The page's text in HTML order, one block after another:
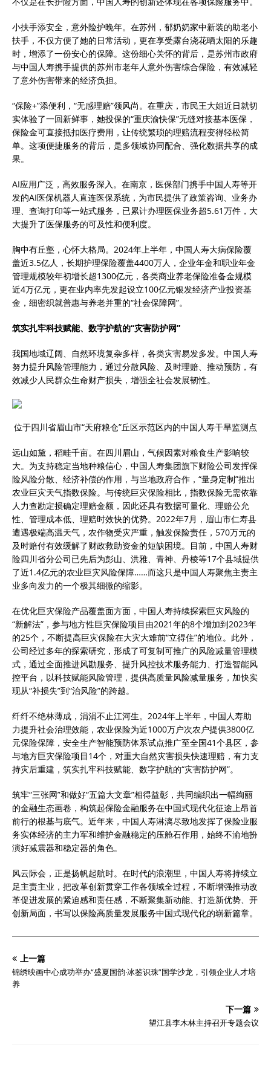
小扶手添安全，意外险护晚年。在苏州，郁奶奶家中新装的助老小
扶手，不仅方便了她的日常活动，更在享受露台浇花晒太阳的乐趣
时，增添了一份安心的保障。这份细心关怀的背后，是苏州市政府
与中国人寿携手提供的苏州市老年人意外伤害综合保险，有效减轻
了意外伤害带来的经济负担。
“保险+”添便利，“无感理赔”领风尚。在重庆，市民王大姐近日就切
实体验了一回新鲜事，她投保的“重庆渝快保”无缝对接基本医保，
保险金可直接抵扣医疗费用，让传统繁琐的理赔流程变得轻松简
单。这项便捷服务的背后，是多领域协同配合、强化数据共享的成
果。
AI应用广泛，高效服务深入。在南京，医保部门携手中国人寿等开
发的AI医保机器人直连医保系统，为市民提供了政策咨询、业务办
理、查询打印等一站式服务，已累计办理医保业务超5.61万件，大
大提升了医保服务的可及性和便利度。
胸中有丘壑，心怀大格局。2024年上半年，中国人寿大病保险覆
盖近3.5亿人，长期护理保险覆盖4400万人，企业年金和职业年金
管理规模较年初增长超1300亿元，各类商业养老保险准备金规模
近4万亿元，更在业内率先发起设立100亿元银发经济产业投资基
金，细密织就普惠与养老并重的“社会保障网”。
筑实扎牢科技赋能、数字护航的“灾害防护网”
我国地域辽阔、自然环境复杂多样，各类灾害易发多发。中国人寿
努力提升风险管理能力，通过分散风险、及时理赔、推动预防，有
效减少人民群众生命财产损失，增强全社会发展韧性。
位于四川省眉山市“天府粮仓”丘区示范区内的中国人寿干旱监测点
远山如黛，稻畦千亩。在四川眉山，气候因素对粮食生产影响较
大。为支持稳定当地种粮信心，中国人寿集团旗下财险公司发挥保
险风险分散、经济补偿的作用，与当地政府合作，“量身定制”推出
农业巨灾天气指数保险。与传统巨灾保险相比，指数保险无需依靠
人力查勘定损确定理赔金额，因此还具有数据可量化、理赔公允
性、管理成本低、理赔时效快的优势。2022年7月，眉山市仁寿县
遭遇极端高温天气，农作物受灾严重，触发保险责任，570万元的
及时赔付有效缓解了财政救助资金的短缺困境。目前，中国人寿财
险四川省分公司已先后为彭山、洪雅、青神、丹棱等17个县域提供
了近1.4亿元的农业巨灾风险保障……而这只是中国人寿聚焦主责主
业多向发力的一个极其细微的缩影。
在优化巨灾保险产品覆盖面方面，中国人寿持续探索巨灾风险的
“新解法”，参与地方性巨灾保险项目由2021年的8个增加到2023年
的25个，不断提高巨灾保险在大灾大难前“立得住”的地位。此外，
公司经过多年的探索研究，形成了可复制可推广的风险减量管理模
式，通过全面推进风勘服务、提升风控技术服务能力、打造智能风
控平台，以科技赋能风险管理，提供高质量风险减量服务，加快实
现从“补损失”到“治风险”的跨越。
纤纤不绝林薄成，涓涓不止江河生。2024年上半年，中国人寿助
力提升社会治理效能，农业保险为近1000万户次农户提供3800亿
元保险保障，安全生产智能预防体系试点推广至全国41个县区，参
与地方巨灾保险项目14个，对重大自然灾害损失快速理赔，有力支
持灾后重建，筑实扎牢科技赋能、数字护航的“灾害防护网”。
筑牢“三张网”和做好“五篇大文章”相得益彰，共同编织出一幅绚丽
的金融生态画卷，构筑起保险金融服务在中国式现代化征途上昂首
前行的根基与底气。近年来，中国人寿淋漓尽致地发挥了保险业服
务实体经济的主力军和维护金融稳定的压舱石作用，始终不渝地扮
演好减震器和稳定器的角色。
风云际会，正是扬帆起航时。在时代的浪潮里，中国人寿将持续立
足主责主业，把改革创新贯穿工作各领域全过程，不断增强推动改
革促进发展的紧迫感和责任感，不断聚集新动能、打造新优势、开
创新局面，书写以保险高质量发展服务中国式现代化的崭新篇章。
上一篇
锦绣映画中心成功举办“盛夏国韵·冰鉴识珠”国学沙龙，引领企业人才培
养
下一篇
望江县李木林主持召开专题会议